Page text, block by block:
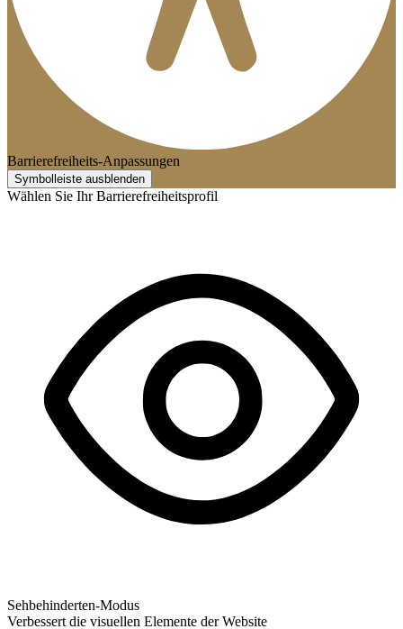
Barrierefreiheits-Anpassungen
Symbolleiste ausblenden
Wählen Sie Ihr Barrierefreiheitsprofil
Sehbehinderten-Modus
Verbessert die visuellen Elemente der Website